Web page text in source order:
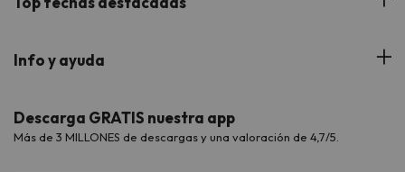
Proveedores
Viajes para grupos
Hoteles Cataluña
Hoteles Galicia
Viajes de Novios
Chollos con Todo Incluido
Verano
Vacaciones en Agosto
Info y ayuda
Contáctanos
Preguntas frecuentes
Descarga GRATIS nuestra app
Más de 3 MILLONES de descargas y una valoración de 4,7/5.